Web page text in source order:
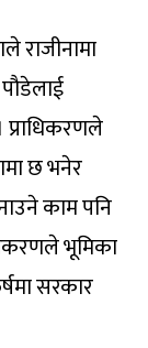
राजीनामा
प्राधिकरणले
छ भनेर
काम पनि
भूमिका
सरकार